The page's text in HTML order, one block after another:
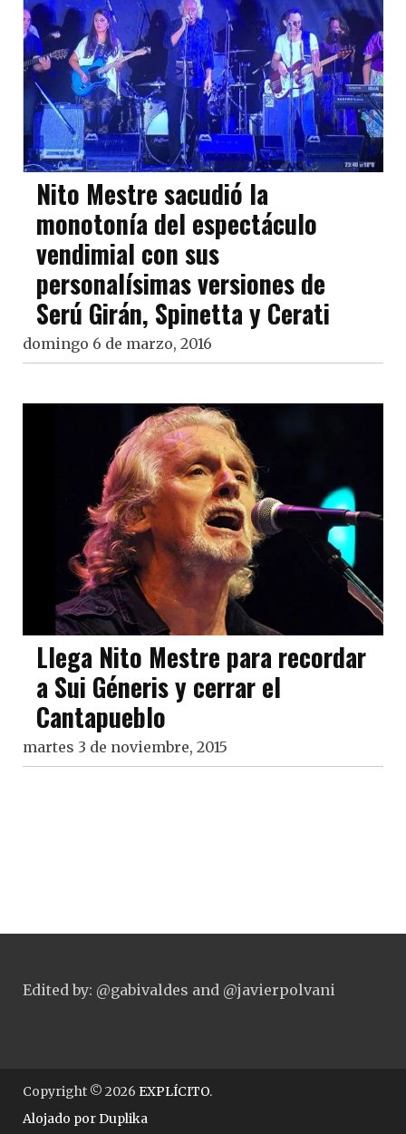
Nito Mestre sacudió la
monotonía del espectáculo
vendimial con sus
personalísimas versiones de
Serú Girán, Spinetta y Cerati
domingo 6 de marzo, 2016
Llega Nito Mestre para recordar
a Sui Géneris y cerrar el
Cantapueblo
martes 3 de noviembre, 2015
Edited by: @gabivaldes and @javierpolvani
Copyright © 2026 EXPLÍCITO.
Alojado porDuplika